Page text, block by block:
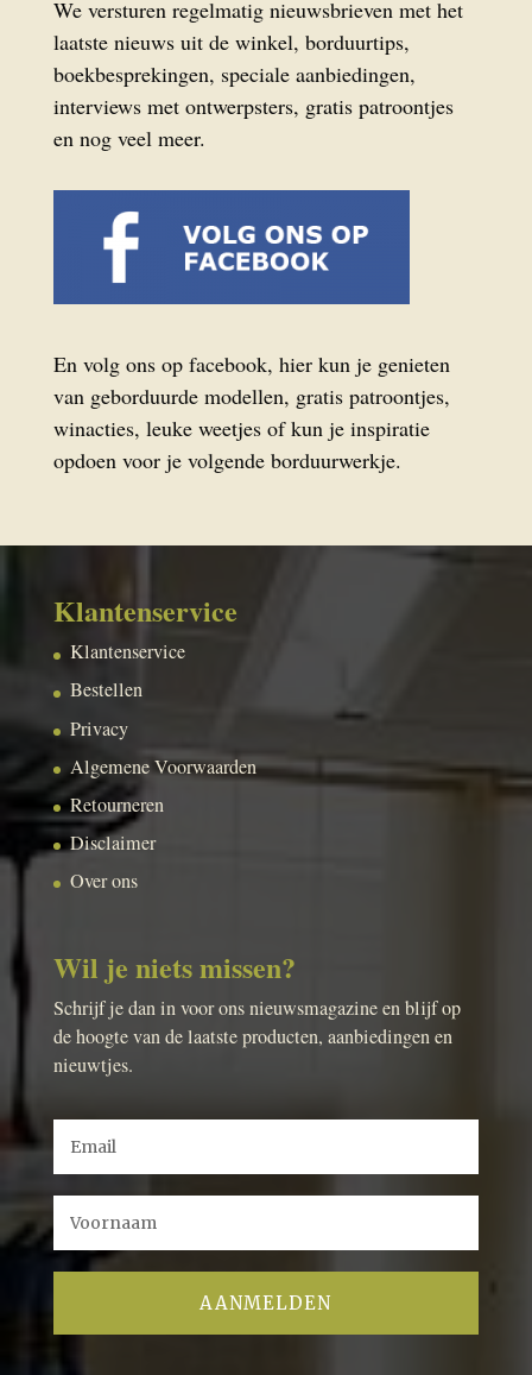
We versturen regelmatig nieuwsbrieven met het
laatste nieuws uit de winkel, borduurtips,
boekbesprekingen, speciale aanbiedingen,
interviews met ontwerpsters, gratis patroontjes
en nog veel meer.
En volg ons op facebook, hier kun je genieten
van geborduurde modellen, gratis patroontjes,
winacties, leuke weetjes of kun je inspiratie
opdoen voor je volgende borduurwerkje.
Klantenservice
Klantenservice
Bestellen
Privacy
Algemene Voorwaarden
Retourneren
Disclaimer
Over ons
Wil je niets missen?
Schrijf je dan in voor ons nieuwsmagazine en blijf op
de hoogte van de laatste producten, aanbiedingen en
nieuwtjes.